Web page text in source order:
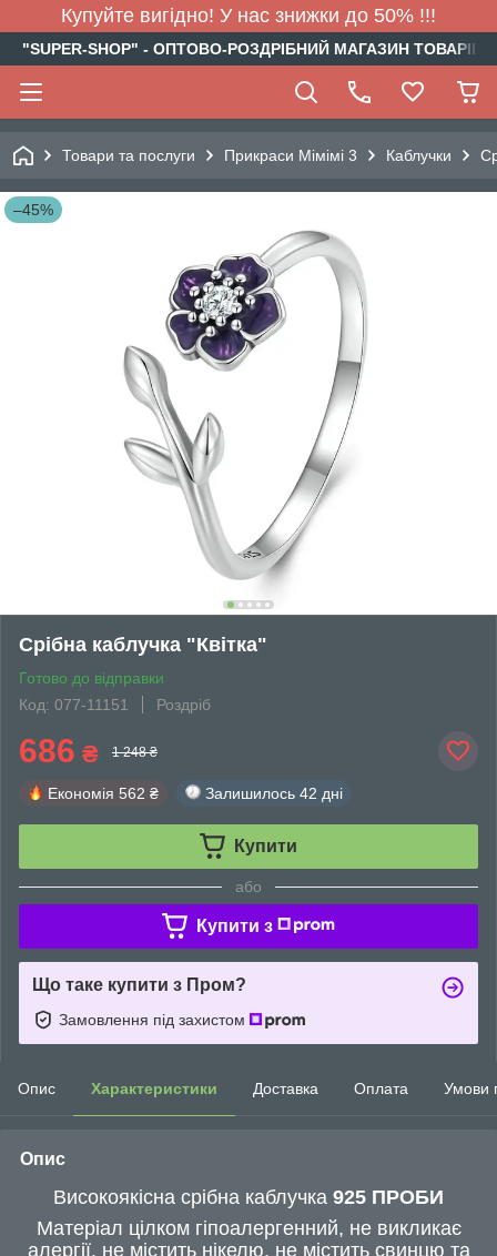
Купуйте вигідно! У нас знижки до 50% !!!
"SUPER-SHOP" - ОПТОВО-РОЗДРІБНИЙ МАГАЗИН
Товари та послуги Прикраси Мімімі 3 Каблучки
–45%
Срібна каблучка "Квітка"
Готово до відправки
Код: 077-11151
Роздріб
686 ₴ 1 248 ₴
Економія 562 ₴ Залишилось 42 дні
Купити
або
Купити з
Що таке купити з Пром?
Замовлення під захистом
Опис Характеристики Доставка Оплата Умови
Опис
Високоякісна срібна каблучка 925 ПРОБИ
Матеріал цілком гіпоалергенний, не викликає
алергії, не містить нікелю, не містить свинцю та